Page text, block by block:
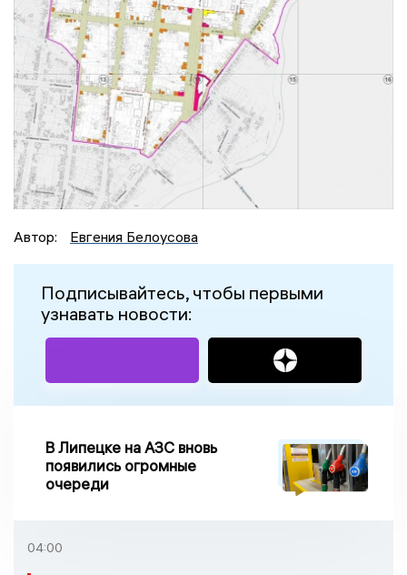
Автор: Евгения Белоусова
Подписывайтесь, чтобы первыми
узнавать новости:
В Липецке на АЗС вновь
появились огромные
очереди
04:00